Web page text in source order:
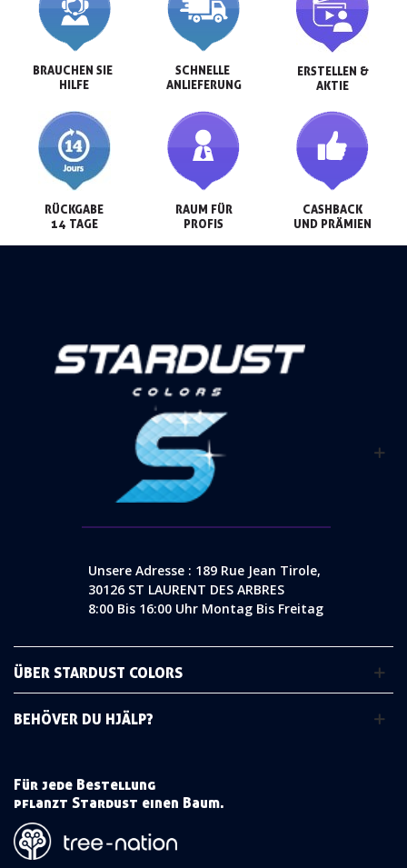
BRAUCHEN SIE
HILFE
SCHNELLE
ANLIEFERUNG
ERSTELLEN &
AKTIE
RÜCKGABE
14 TAGE
RAUM FÜR
PROFIS
CASHBACK
UND PRÄMIEN
Unsere Adresse : 189 Rue Jean Tirole,
30126 ST LAURENT DES ARBRES
8:00 Bis 16:00 Uhr Montag Bis Freitag
ÜBER STARDUST COLORS
BEHÖVER DU HJÄLP?
Für jede Bestellung
pflanzt Stardust einen Baum.